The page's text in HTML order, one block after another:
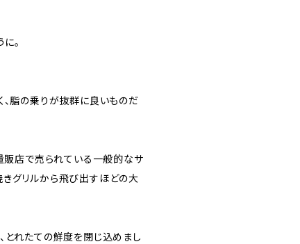
。
脂の乗りが抜群に良いものだ
店で売られている一般的なサ
グリルから飛び出すほどの大
れたての鮮度を閉じ込めまし